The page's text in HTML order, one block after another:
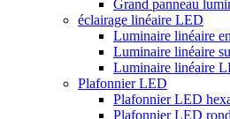
Grand panneau
éclairage linéaire LED
Luminaire linéaire
Luminaire linéaire
Luminaire linéaire
Plafonnier LED
Plafonnier LED
Plafonnier LED rond